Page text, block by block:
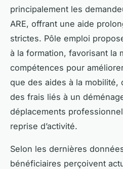
principalement les
ARE, offrant une aide
strictes. Pôle emploi
à la formation, favorisant la
compétences pour
que des aides à la mobilité,
des frais liés à un
déplacements
reprise d’activité.
Selon les dernières
bénéficiaires perçoivent